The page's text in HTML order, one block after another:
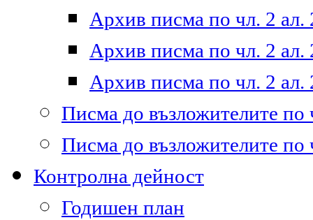
Архив писма по чл. 2 ал.
Архив писма по чл. 2 ал.
Архив писма по чл. 2 ал.
Писма до възложителите по
Писма до възложителите по
Контролна дейност
Годишен план